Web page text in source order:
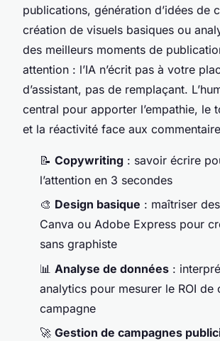
publications, génération d’idées de
création de visuels basiques ou
des meilleurs moments de
attention : l’IA n’écrit pas à votre
d’assistant, pas de remplaçant.
central pour apporter l’empathie, le
et la réactivité face aux
📝 Copywriting : savoir écrire
l’attention en 3 secondes
🎨 Design basique : maîtriser
Canva ou Adobe Express pour
sans graphiste
📊 Analyse de données :
analytics pour mesurer le ROI de
campagne
🚀 Gestion de campagnes